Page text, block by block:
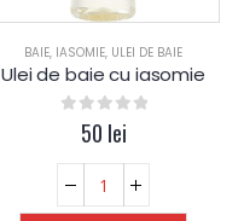
BAIE, IASOMIE, ULEI DE BAIE
Ulei de baie cu iasomie
out of 5
50 lei